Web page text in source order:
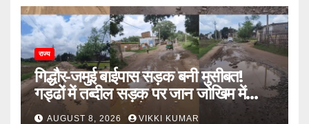
राज्य
गिद्धौर-जमुई बाईपास सड़क बनी मुसीबत!
गड्ढों में तब्दील सड़क पर जान जोखिम में
डालकर सफर कर रहे ग्रामीण
AUGUST 8, 2026 VIKKI KUMAR